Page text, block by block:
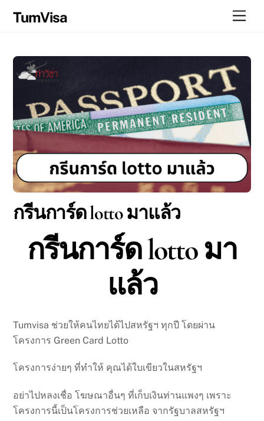
TumVisa
กรีนการ์ด lotto มาแล้ว
กรีนการ์ด lotto มา
แล้ว
Tumvisa ช่วยให้คนไทยได้ไปสหรัฐฯ ทุกปี โดยผ่าน
โครงการ Green Card Lotto
โครงการง่ายๆ ที่ทำให้ คุณได้ใบเขียวในสหรัฐฯ
อย่าไปหลงเชื่อ โฆษณาอื่นๆ ที่เก็บเงินท่านแพงๆ เพราะ
โครงการนี้เป็นโครงการช่วยเหลือ จากรัฐบาลสหรัฐฯ